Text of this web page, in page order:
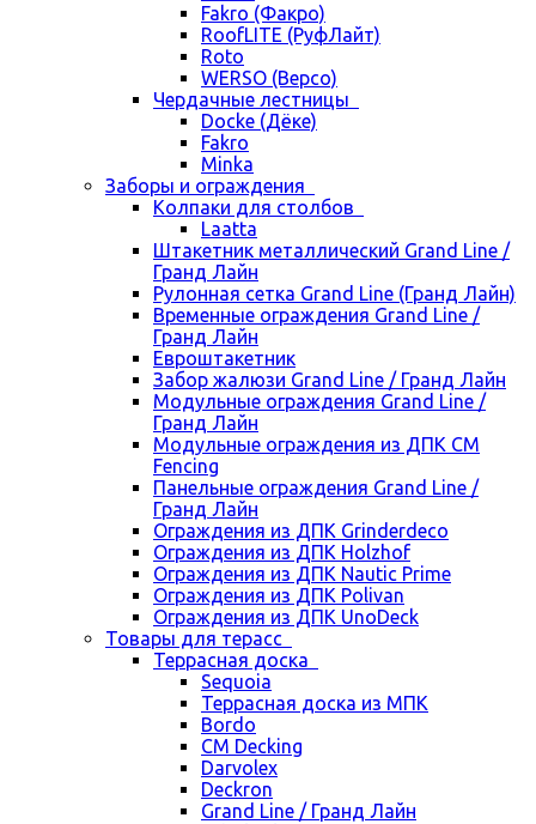
Fakro (Факро)
RoofLITE (РуфЛайт)
Roto
WERSO (Версо)
Чердачные лестницы
Docke (Дёке)
Fakro
Minka
Заборы и ограждения
Колпаки для столбов
Laatta
Штакетник металлический Grand Line /
Гранд Лайн
Рулонная сетка Grand Line (Гранд Лайн)
Временные ограждения Grand Line /
Гранд Лайн
Евроштакетник
Забор жалюзи Grand Line / Гранд Лайн
Модульные ограждения Grand Line /
Гранд Лайн
Модульные ограждения из ДПК CM
Fencing
Панельные ограждения Grand Line /
Гранд Лайн
Ограждения из ДПК Grinderdeco
Ограждения из ДПК Holzhof
Ограждения из ДПК Nautic Prime
Ограждения из ДПК Polivan
Ограждения из ДПК UnoDeck
Товары для терасс
Террасная доска
Sequoia
Террасная доска из МПК
Bordo
CM Decking
Darvolex
Deckron
Grand Line / Гранд Лайн